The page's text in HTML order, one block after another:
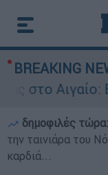
BREAKING
Αιγαίο:
δημοφιλές τώρα:
την ταινιάρα του
καρδιά...